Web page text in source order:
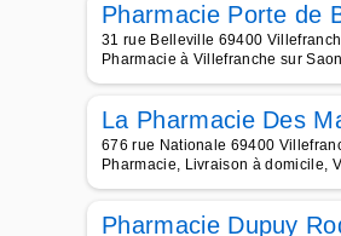
Pharmacie Porte de
31 rue Belleville 69400
Pharmacie à Villefranche sur
La Pharmacie Des
676 rue Nationale 69400
Pharmacie, Livraison à domicile,
Pharmacie Dupuy